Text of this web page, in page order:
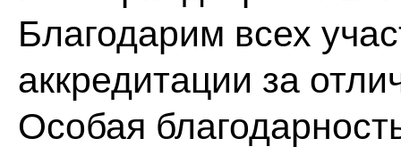
Благодарим всех
аккредитации за
Особая